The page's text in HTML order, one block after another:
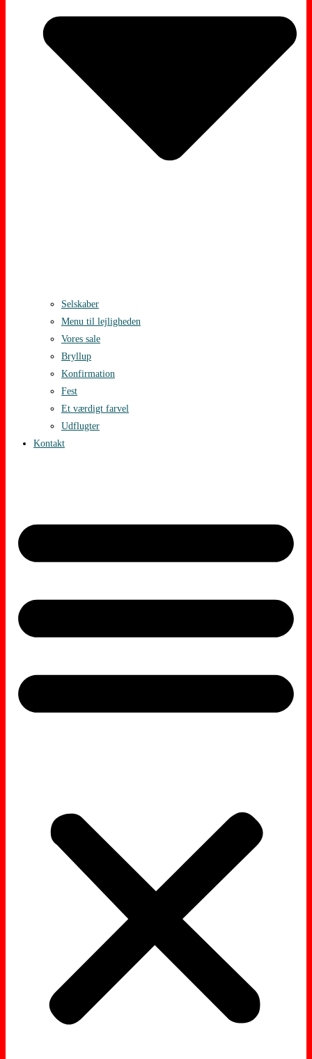
Selskaber
Menu til lejligheden
Vores sale
Bryllup
Konfirmation
Fest
Et værdigt farvel
Udflugter
Kontakt